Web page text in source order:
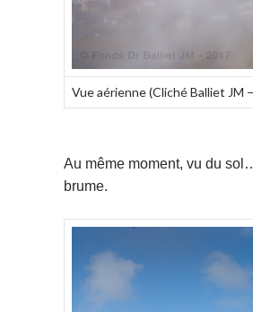
Vue aérienne (Cliché Balliet JM
Au même moment, vu du
brume.